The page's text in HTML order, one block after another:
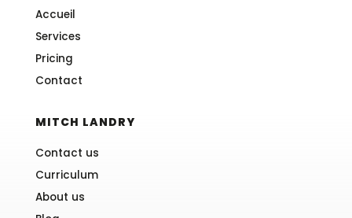
Accueil
Services
Pricing
Contact
MITCH LANDRY
Contact us
Curriculum
About us